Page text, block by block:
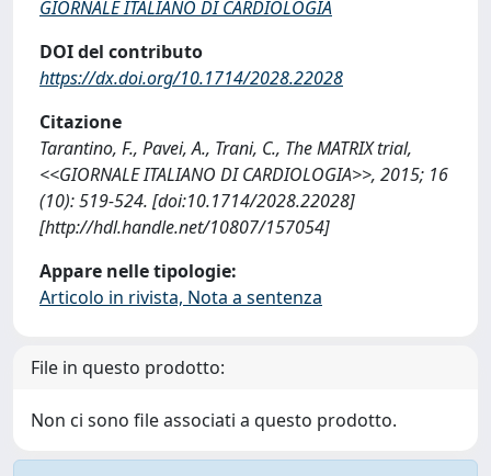
GIORNALE ITALIANO DI CARDIOLOGIA
DOI del contributo
https://dx.doi.org/10.1714/2028.22028
Citazione
Tarantino, F., Pavei, A., Trani, C., The MATRIX trial,
<<GIORNALE ITALIANO DI CARDIOLOGIA>>, 2015; 16
(10): 519-524. [doi:10.1714/2028.22028]
[http://hdl.handle.net/10807/157054]
Appare nelle tipologie:
Articolo in rivista, Nota a sentenza
File in questo prodotto:
Non ci sono file associati a questo prodotto.